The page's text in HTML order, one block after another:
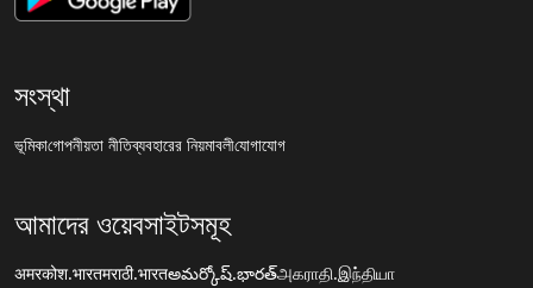
সংস্থা
ভূমিকাগোপনীয়তা নীতিব্যবহারের নিয়মাবলীযোগাযোগ
আমাদের ওয়েবসাইটসমূহ
अमरकोश.भारतमराठी.भारतఅమర్కోష్.భారత్அகராதி.இந்தியா